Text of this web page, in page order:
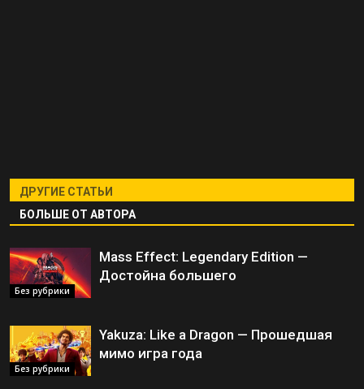
ДРУГИЕ СТАТЬИ
БОЛЬШЕ ОТ АВТОРА
Без рубрики
Mass Effect: Legendary Edition —
Достойна большего
Без рубрики
Yakuza: Like a Dragon — Прошедшая
мимо игра года